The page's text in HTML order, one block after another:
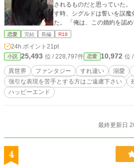
されるものだと思っていた。 だけれど、新たな誓いを交わ
す時、シグルドは誓いを誤
た。 「俺は、この婚約を認めていないし、お前を愛すると誓
う事は出来ない」 お互いを理解していないから。 積み重
良くなっていけば、きっと
しく空回る。
恋愛 完結 長編 R18
24h.ポイント 21pt
小説 25,493 位 / 228,797件 恋愛 10,972 位
異世界 ファンタジー すれ違い 溺愛
強引な表現を苦手とする方はご遠慮下さい
ハッピーエンド
最終更新日
4